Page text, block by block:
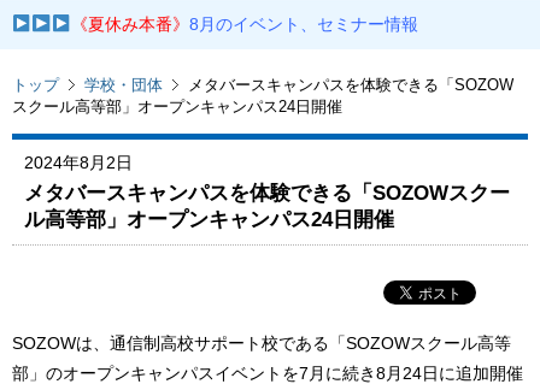
《夏休み本番》8月のイベント、セミナー情報
トップ 学校・団体
メタバースキャンパスを体験できる「SOZOW
スクール高等部」オープンキャンパス24日開催
2024年8月2日
メタバースキャンパスを体験できる「SOZOWスクー
ル高等部」オープンキャンパス24日開催
SOZOWは、通信制高校サポート校である「SOZOWスクール高等
部」のオープンキャンパスイベントを7月に続き8月24日に追加開催